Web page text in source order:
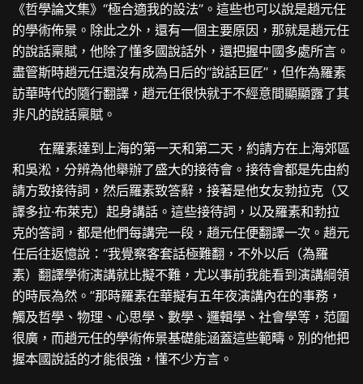
《哲學論文集》“極合適我的設法”。這些也可以說是趙元任
的學術佈景。除此之外，還有一個主要原因，那就是趙元任
的說話稟賦，他除了懂多國說話外，還把握中國多處所言。
盡管斯時趙元任還沒有成為日后的“說話巨匠”，但作為羅素
訪華時代的隨行翻譯，趙元任很快就于不經意間顯顯露了其
非凡的說話稟賦。
在羅素達到上海的第一天和第二天，約請方在上海郊區
和吳淞，分辨為他舉辦了盛大的接待會。接待會都是先由約
請方致接待詞，然后羅素致答辭，接著是他女友勃拉克（又
譯多拉·布萊克）起身講話。這些接待詞，以及羅素和勃拉
克的答詞，都是他們每講完一段，趙元任便翻譯一次。趙元
任后往返憶說：“我覺察客套話極難翻，不外以后（為羅
素）翻譯學術演講就比擬不難，尤以事前我能看到演講綱領
的時辰為然。”那時羅素在華擬有五年夜演講內在的事務，
觸及哲學、物理、心思學、數學、邏輯學、社會學等，范圍
很廣，而趙元任的學術佈景基礎能涵蓋這些範疇。別的他把
握本國說話的才能很強，懂不少方言。